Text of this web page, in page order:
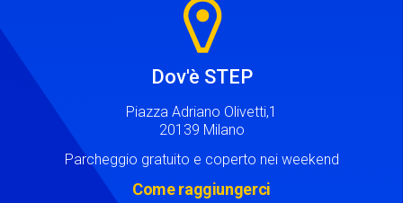
Dov'è STEP
Piazza Adriano Olivetti,1
20139 Milano
Parcheggio gratuito e coperto nei weekend
Come raggiungerci